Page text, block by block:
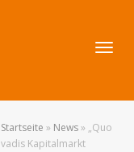
Startseite » News» „Quo
vadis Kapitalmarkt